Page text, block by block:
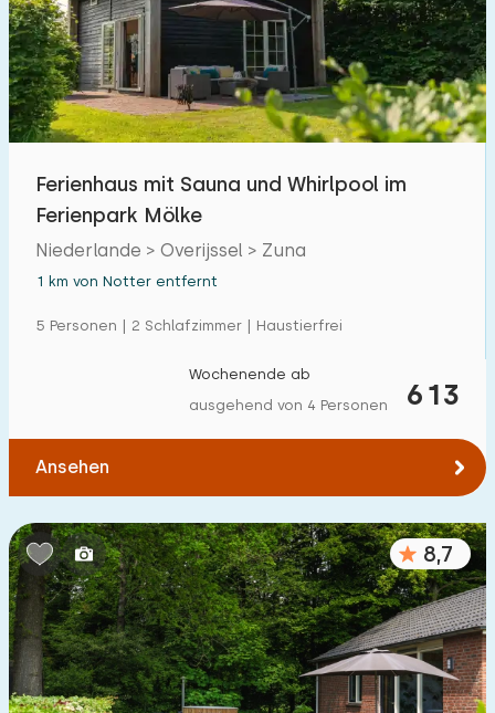
Ferienhaus mit Sauna und Whirlpool im
Ferienpark Mölke
Niederlande > Overijssel > Zuna
1 km von Notter entfernt
5 Personen | 2 Schlafzimmer | Haustierfrei
613
Wochenende ab
ausgehend von 4 Personen
Ansehen
8,7